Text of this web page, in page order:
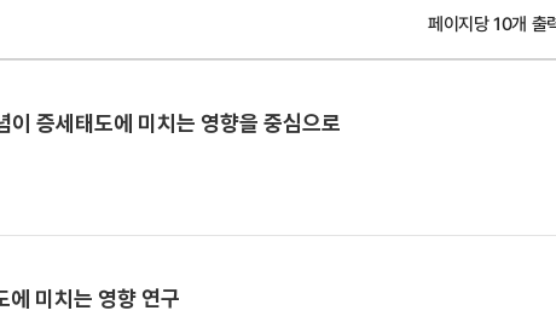
증세태도에 미치는 영향을 중심으로
에 미치는 영향 연구